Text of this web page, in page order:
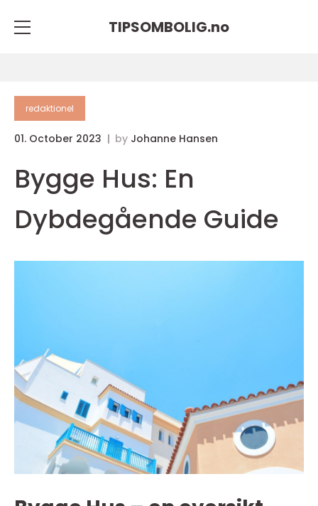
TIPSOMBOLIG.no
redaktionel
01. October 2023 by Johanne Hansen
Bygge Hus: En
Dybdegående Guide